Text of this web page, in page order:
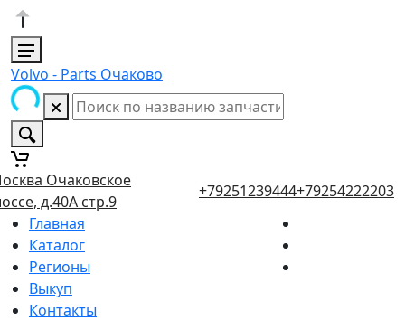
Volvo - Parts Очаково
Очаковское
д.40А стр.9
+79251239444+79254222203
Главная
Каталог
Регионы
Выкуп
Контакты